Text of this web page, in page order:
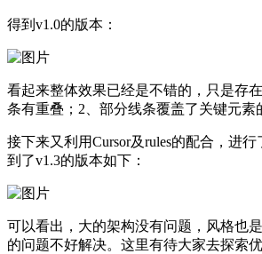
得到v1.0的版本：
看起来整体效果已经是不错的，只是存
条有重叠；2、部分线条覆盖了关键元素
接下来又利用Cursor及rules的配合，进
到了v1.3的版本如下：
可以看出，大的架构没有问题，风格也
的问题不好解决。这里有待大家去探索